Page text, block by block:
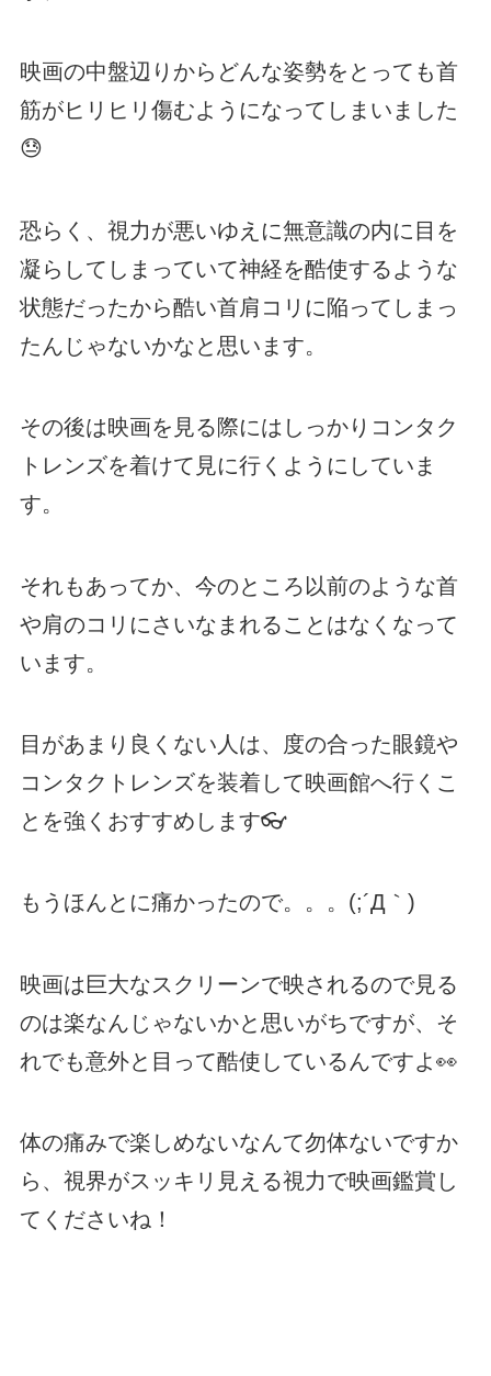
映画の中盤辺りからどんな姿勢をとっても首
筋がヒリヒリ傷むようになってしまいました
😓
恐らく、視力が悪いゆえに無意識の内に目を
凝らしてしまっていて神経を酷使するような
状態だったから酷い首肩コリに陥ってしまっ
たんじゃないかなと思います。
その後は映画を見る際にはしっかりコンタク
トレンズを着けて見に行くようにしていま
す。
それもあってか、今のところ以前のような首
や肩のコリにさいなまれることはなくなって
います。
目があまり良くない人は、度の合った眼鏡や
コンタクトレンズを装着して映画館へ行くこ
とを強くおすすめします👓
もうほんとに痛かったので。。。(;´Д｀)
映画は巨大なスクリーンで映されるので見る
のは楽なんじゃないかと思いがちですが、そ
れでも意外と目って酷使しているんですよ👀
体の痛みで楽しめないなんて勿体ないですか
ら、視界がスッキリ見える視力で映画鑑賞し
てくださいね！